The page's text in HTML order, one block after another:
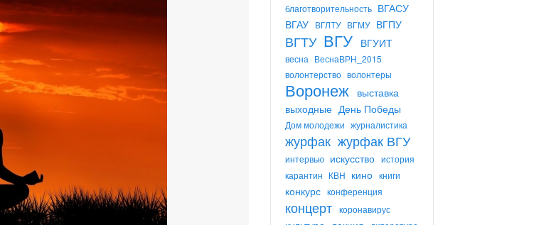
благотворительность ВГАСУ
ВГАУ ВГЛТУ ВГМУ ВГПУ
ВГТУ ВГУ ВГУИТ
весна ВеснаВРН_2015
волонтерство волонтеры
Воронеж выставка
выходные День Победы
Дом молодежи журналистика
журфак журфак ВГУ
интервью искусство история
карантин КВН кино книги
конкурс конференция
концерт коронавирус